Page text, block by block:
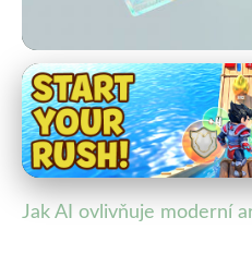
Umělá Inteligence a Technologie
Jak AI mění
efektivita a
28. 10. 2025 · 4 min čtení ·
Jak AI ovlivňuje moderní